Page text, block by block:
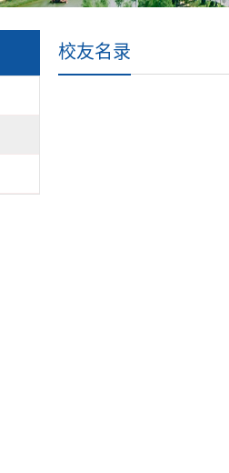
校友名录